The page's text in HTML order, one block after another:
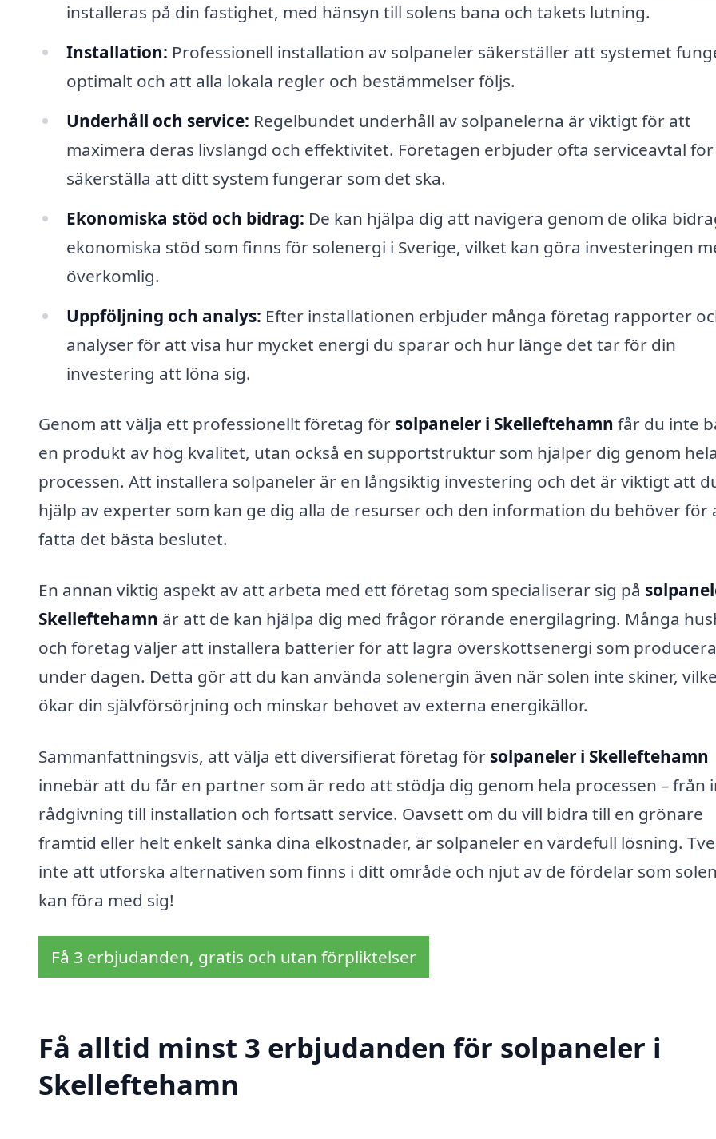
installeras på din fastighet, med hänsyn till solens bana och takets lutning.
Installation: Professionell installation av solpaneler säkerställer att systemet
optimalt och att alla lokala regler och bestämmelser följs.
Underhåll och service: Regelbundet underhåll av solpanelerna är viktigt för att
maximera deras livslängd och effektivitet. Företagen erbjuder ofta serviceavtal
säkerställa att ditt system fungerar som det ska.
Ekonomiska stöd och bidrag: De kan hjälpa dig att navigera genom de olika
ekonomiska stöd som finns för solenergi i Sverige, vilket kan göra investeringen
överkomlig.
Uppföljning och analys: Efter installationen erbjuder många företag rapporter
analyser för att visa hur mycket energi du sparar och hur länge det tar för din
investering att löna sig.
Genom att välja ett professionellt företag för solpaneler i Skelleftehamn får du inte
en produkt av hög kvalitet, utan också en supportstruktur som hjälper dig genom
processen. Att installera solpaneler är en långsiktig investering och det är viktigt att
hjälp av experter som kan ge dig alla de resurser och den information du behöver för
fatta det bästa beslutet.
En annan viktig aspekt av att arbeta med ett företag som specialiserar sig på
Skelleftehamn är att de kan hjälpa dig med frågor rörande energilagring. Många
och företag väljer att installera batterier för att lagra överskottsenergi som
under dagen. Detta gör att du kan använda solenergin även när solen inte skiner,
ökar din självförsörjning och minskar behovet av externa energikällor.
Sammanfattningsvis, att välja ett diversifierat företag för solpaneler i Skelleftehamn
innebär att du får en partner som är redo att stödja dig genom hela processen – från
rådgivning till installation och fortsatt service. Oavsett om du vill bidra till en grönare
framtid eller helt enkelt sänka dina elkostnader, är solpaneler en värdefull lösning.
inte att utforska alternativen som finns i ditt område och njut av de fördelar som
kan föra med sig!
Få 3 erbjudanden, gratis och utan förpliktelser
Få alltid minst 3 erbjudanden för solpaneler i
Skelleftehamn